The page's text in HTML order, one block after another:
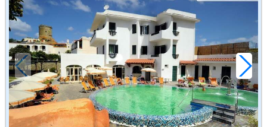
2026 FERRAGOSTO
in offerta da
€90,00
a notte